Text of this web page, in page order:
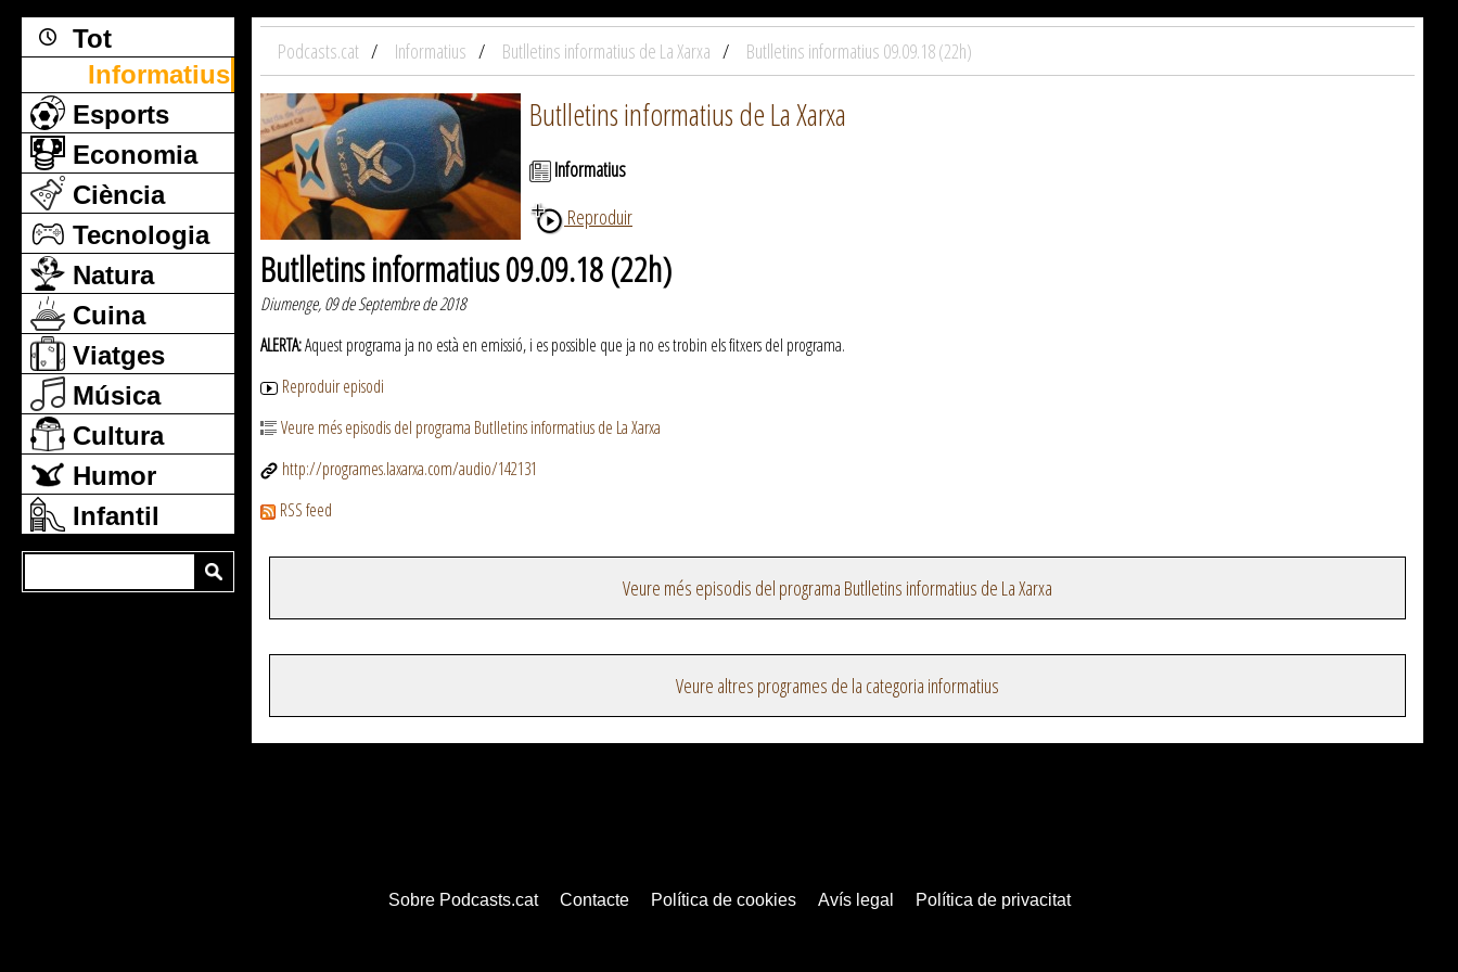
Tot
Informatius
Esports
Economia
Ciència
Tecnologia
Natura
Cuina
Viatges
Música
Cultura
Humor
Infantil
Podcasts.cat Informatius Butlletins informatius de La Xarxa Butlletins informatius 09.09.18 (22h)
Butlletins informatius de La Xarxa
Informatius
Reproduir
Butlletins informatius 09.09.18 (22h)
Diumenge, 09 de Septembre de 2018
ALERTA:Aquest programa ja no està en emissió, i es possible que ja no es trobin els fitxers del programa.
Reproduir episodi
Veure més episodis del programa Butlletins informatius de La Xarxa
http://programes.laxarxa.com/audio/142131
RSS feed
Veure més episodis del programa Butlletins informatius de La Xarxa
Veure altres programes de la categoria informatius
Sobre Podcasts.cat Contacte Política de cookies Avís legal Política de privacitat